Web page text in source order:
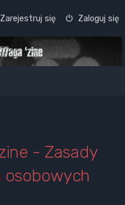
Zaloguj się
Zarejestruj się
- Zasady
osobowych